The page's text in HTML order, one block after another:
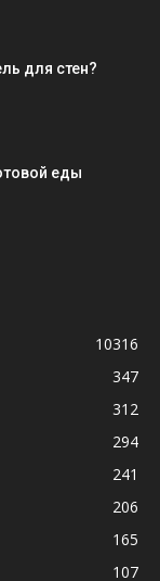
для стен?
еды
10316
347
312
294
241
206
165
107